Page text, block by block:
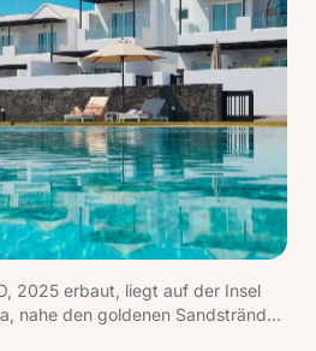
2025 erbaut, liegt auf der Insel
nahe den goldenen Sandstränden